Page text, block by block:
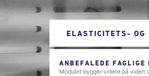
ELASTICITETS- OG
ANBEFALEDE FAGLIGE
Modulet bygger videre på viden